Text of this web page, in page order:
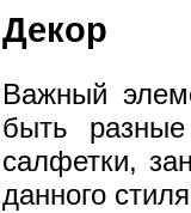
Декор
Важный
быть
салфетки,
данного